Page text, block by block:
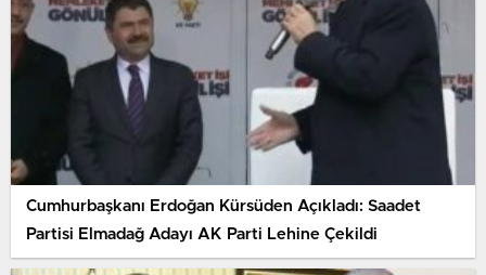
Cumhurbaşkanı Erdoğan Kürsüden Açıkladı: Saadet
Partisi Elmadağ Adayı AK Parti Lehine Çekildi